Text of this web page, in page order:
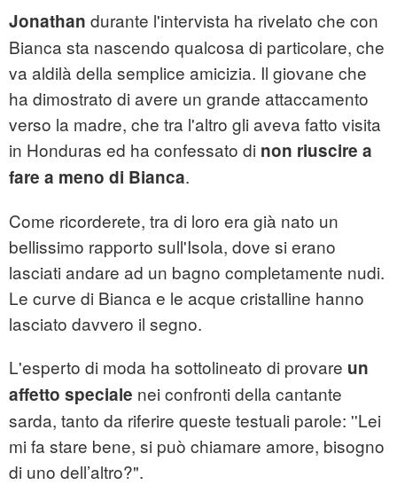
Jonathan durante l'intervista ha rivelato che con
Bianca sta nascendo qualcosa di particolare, che
va aldilà della semplice amicizia. Il giovane che
ha dimostrato di avere un grande attaccamento
verso la madre, che tra l'altro gli aveva fatto visita
in Honduras ed ha confessato di non riuscire a
fare a meno di Bianca.
Come ricorderete, tra di loro era già nato un
bellissimo rapporto sull'Isola, dove si erano
lasciati andare ad un bagno completamente nudi.
Le curve di Bianca e le acque cristalline hanno
lasciato davvero il segno.
L'esperto di moda ha sottolineato di provare un
affetto speciale nei confronti della cantante
sarda, tanto da riferire queste testuali parole: ''Lei
mi fa stare bene, si può chiamare amore, bisogno
di uno dell’altro?".